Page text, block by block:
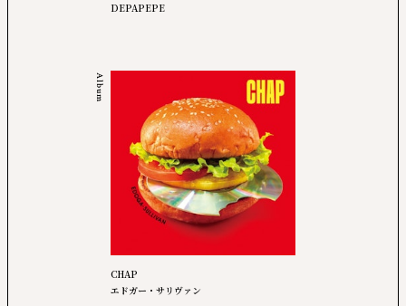
DEPAPEPE
CHAP
エドガー・サリヴァン
Album